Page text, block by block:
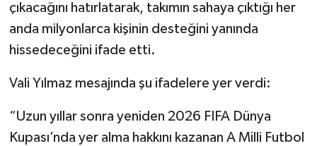
çıkacağını hatırlatarak, takımın sahaya çıktığı her
anda milyonlarca kişinin desteğini yanında
hissedeceğini ifade etti.
Vali Yılmaz mesajında şu ifadelere yer verdi:
“Uzun yıllar sonra yeniden 2026 FIFA Dünya
Kupası’nda yer alma hakkını kazanan A Milli Futbol